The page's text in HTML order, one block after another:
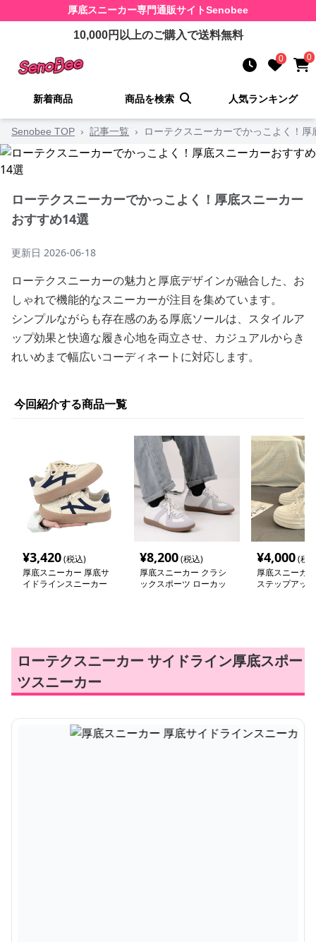
厚底スニーカー専門通販サイトSenobee
10,000円以上のご購入で送料無料
0 0
新着商品 商品を検索 人気ランキング
Senobee TOP › 記事一覧 › ローテクスニーカーでかっこよく！
ローテクスニーカーでかっこよく！厚底スニーカー
おすすめ14選
更新日 2026-06-18
ローテクスニーカーの魅力と厚底デザインが融合した、お
しゃれで機能的なスニーカーが注目を集めています。
シンプルながらも存在感のある厚底ソールは、スタイルア
ップ効果と快適な履き心地を両立させ、カジュアルからき
れいめまで幅広いコーディネートに対応します。
今回紹介する商品一覧
¥3,420(税込)
厚底スニーカー 厚底サ
イドラインスニーカー
¥8,200(税込)
厚底スニーカー クラシ
ックスポーツ ローカッ
¥4,000(税
厚底スニーカ
ステップアッ
ローテクスニーカー サイドライン厚底スポー
ツスニーカー